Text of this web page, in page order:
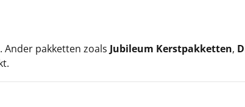
Ander pakketten zoals Jubileum Kerstpakketten,